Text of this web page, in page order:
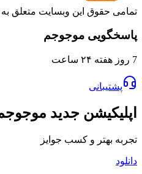
تمامی حقوق این وبسایت متعلق
پاسخگویی موجوجم
7 روز هفته ۲۴ ساعت
پشتیبانی
اپلیکیشن جدید
تجربه بهتر و کسب جوایز
دانلود